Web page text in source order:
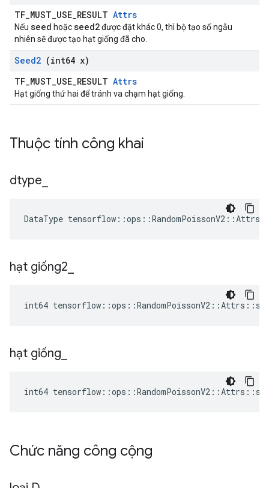
TF_MUST_USE_RESULT Attrs
Nếu seed hoặcseed2được đặt khác 0, thì bộ tạo số ngẫu
nhiên sẽ được tạo hạt giống đã cho.
Seed2 (int64 x)
TF_MUST_USE_RESULT Attrs
Hạt giống thứ hai để tránh va chạm hạt giống.
Thuộc tính công khai
dtype
DataType tensorflow ::ops ::RandomPoissonV2 ::Attrs
hạt giống2
int64
hạt giống
int64
Chức năng công cộng